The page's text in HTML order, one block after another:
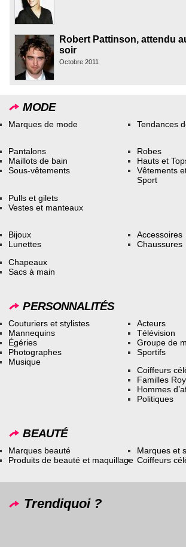
Robert Pattinson, attendu
soir
Octobre 2011
MODE
Marques de mode Tendances
Pantalons
Maillots de bain
Sous-vêtements
Robes
Hauts et
Vêtements
Sport
Pulls et gilets
Vestes et manteaux
Bijoux
Lunettes
Accessoires
Chaussures
Chapeaux
Sacs à main
PERSONNALITÉS
Couturiers et stylistes
Mannequins
Égéries
Photographes
Musique
Acteurs
Télévision
Groupe de
Sportifs
Coiffeurs
Familles
Hommes
Politiques
BEAUTÉ
Marques beauté
Produits de beauté et maquillage
Marques et
Coiffeurs
Trendiquoi ?